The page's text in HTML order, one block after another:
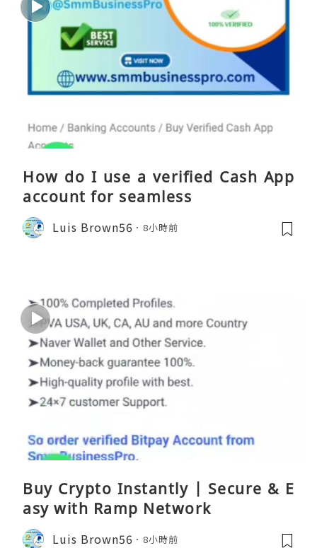
How do I use a verified Cash App
account for seamless
Luis Brown56 8小時前
Buy Crypto Instantly | Secure & E
asy with Ramp Network
Luis Brown56 8小時前